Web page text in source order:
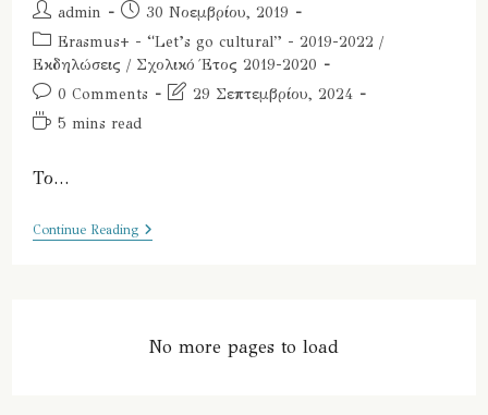
Post
author:
admin
Post
published:
30 Νοεμβρίου, 2019
Post
category:
Erasmus+ - “Let’s go cultural” - 2019-2022 /
Εκδηλώσεις / Σχολικό Έτος 2019-2020
Post
comments:
0 Comments
Post29 Σεπτεμβρίου, 2024
Reading5 mins read
Το…
Continue ReadingΤο
10ο
Της
No more pages to load